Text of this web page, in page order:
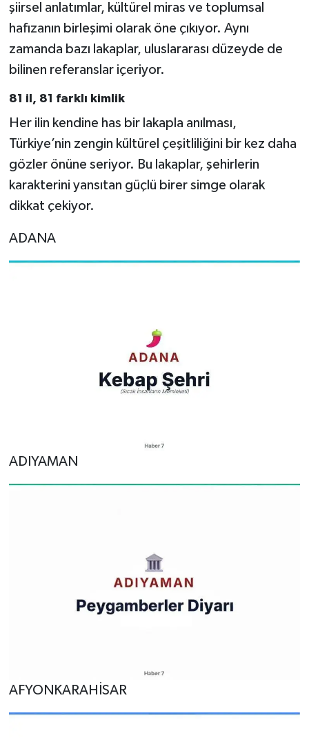
şiirsel anlatımlar, kültürel miras ve toplumsal
hafızanın birleşimi olarak öne çıkıyor. Aynı
zamanda bazı lakaplar, uluslararası düzeyde de
bilinen referanslar içeriyor.
81 il, 81 farklı kimlik
Her ilin kendine has bir lakapla anılması,
Türkiye’nin zengin kültürel çeşitliliğini bir kez daha
gözler önüne seriyor. Bu lakaplar, şehirlerin
karakterini yansıtan güçlü birer simge olarak
dikkat çekiyor.
ADANA
ADIYAMAN
AFYONKARAHİSAR